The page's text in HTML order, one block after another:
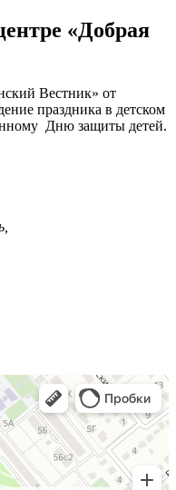
«Добрая
Вестник» от
праздника в детском
Дню защиты детей.